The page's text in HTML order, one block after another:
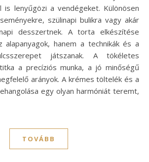
is lenyűgözi a vendégeket. Különösen
szülinapi bulikra vagy akár
desszertnek. A torta elkészítése
alapanyagok, hanem a technikák és a
játszanak. A tökéletes
a precíziós munka, a jó minőségű
arányok. A krémes töltelék és a
egy olyan harmóniát teremt,
TOVÁBB